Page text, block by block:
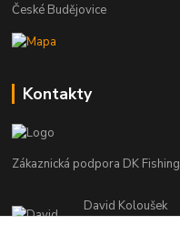
České Budějovice
Kontakty
Zákaznická podpora DK Fishing
David Koloušek